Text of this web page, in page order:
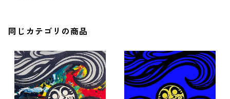
同じカテゴリの商品